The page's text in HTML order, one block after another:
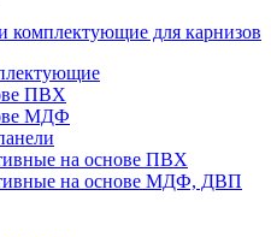
комплектующие для карнизов
ПВХ
МДФ
на основе ПВХ
на основе МДФ, ДВП